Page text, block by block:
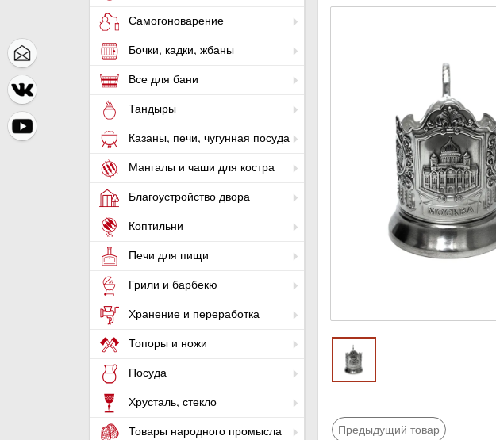
Самогоноварение
Бочки, кадки, жбаны
Все для бани
Тандыры
Казаны, печи, чугунная посуда
Мангалы и чаши для костра
Благоустройство двора
Коптильни
Печи для пищи
Грили и барбекю
Хранение и переработка
Топоры и ножи
Посуда
Хрусталь, стекло
Товары народного промысла
Предыдущий товар